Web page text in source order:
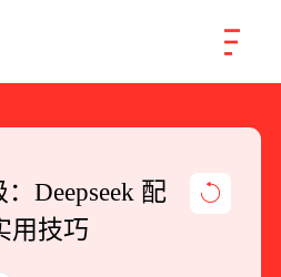
Deepseek 配
用技巧